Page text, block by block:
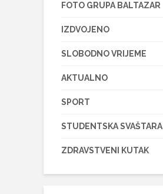
FOTO GRUPA BALTAZAR
IZDVOJENO
SLOBODNO VRIJEME
AKTUALNO
SPORT
STUDENTSKA SVAŠTARA
ZDRAVSTVENI KUTAK